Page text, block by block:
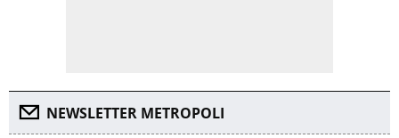
NEWSLETTER METROPOLI